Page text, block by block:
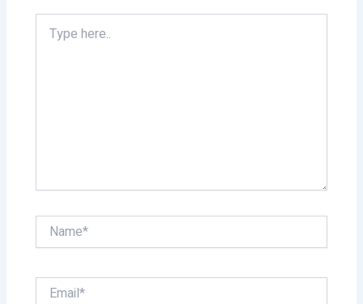
Type
here..
Name*
Email*